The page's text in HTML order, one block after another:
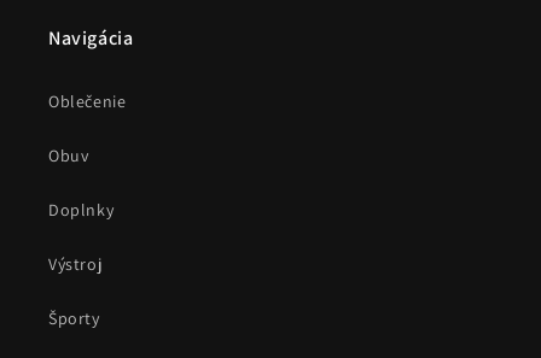
Navigácia
Oblečenie
Obuv
Doplnky
Výstroj
Športy